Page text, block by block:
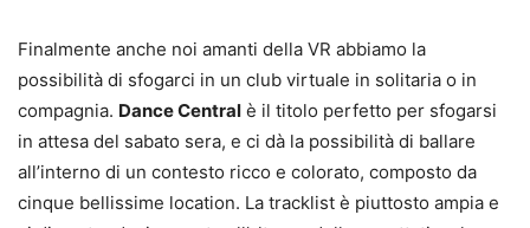
Finalmente anche noi amanti della VR abbiamo la
possibilità di sfogarci in un club virtuale in solitaria o in
compagnia. Dance Central è il titolo perfetto per sfogarsi
in attesa del sabato sera, e ci dà la possibilità di ballare
all’interno di un contesto ricco e colorato, composto da
cinque bellissime location. La tracklist è piuttosto ampia e